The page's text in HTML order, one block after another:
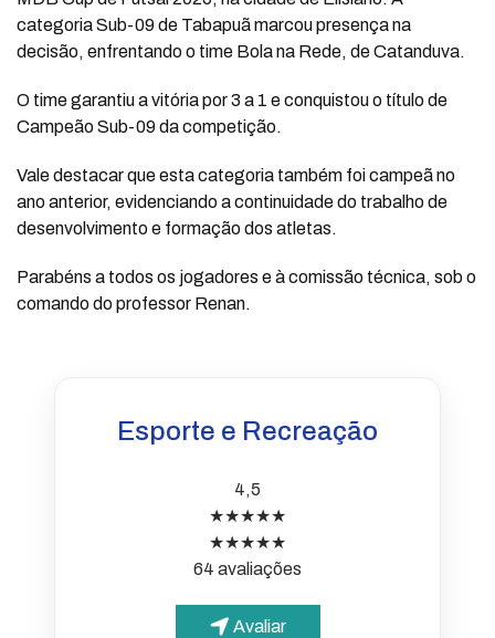
categoria Sub-09 de Tabapuã marcou presença na
decisão, enfrentando o time Bola na Rede, de Catanduva.
O time garantiu a vitória por 3 a 1 e conquistou o título de
Campeão Sub-09 da competição.
Vale destacar que esta categoria também foi campeã no
ano anterior, evidenciando a continuidade do trabalho de
desenvolvimento e formação dos atletas.
Parabéns a todos os jogadores e à comissão técnica, sob o
comando do professor Renan.
Esporte e Recreação
4,5
★★★★★
★★★★★
64 avaliações
Avaliar